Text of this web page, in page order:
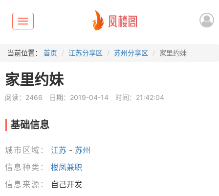
Toggle
navigation
当前位置： 首页 江苏分享区 苏州分享区 家里约妹
家里约妹
阅读：2466 日期：2019-04-14 时间：21:42:04
基础信息
城市区域： 江苏 - 苏州
信息种类：
楼凤兼职
信息来源：
自己开发